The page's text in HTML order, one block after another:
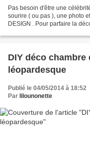
Pas besoin d'être une
sourire ( ou pas ), une photo
DESIGN . Pour parfaire la
DIY déco
léopardesque
Publié le 04/05/2014 à 18:52
Par lilounonette